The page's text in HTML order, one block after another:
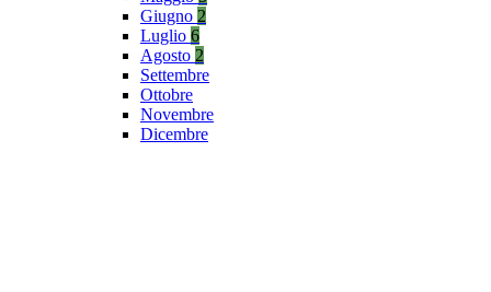
Giugno 2
Luglio 6
Agosto 2
Settembre
Ottobre
Novembre
Dicembre